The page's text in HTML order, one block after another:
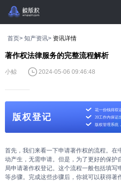
首页> 知产资讯> 资讯详情
著作权法律服务的完整流程解析
小鲸 2024-05-06 09:46:48
版权登记
理之旅
花一份钱得双
20工作内保证
版权管理系统
首先，我们来看一下申请著作权的流程。在
动产生，无需申请。但是，为了更好的保护
局申请著作权登记。这个流程一般包括填
等步骤。完成这些步骤后，你就可以获得著